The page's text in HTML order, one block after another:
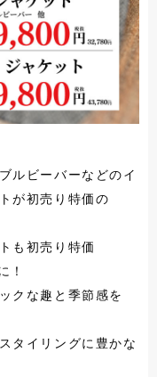
ルビーバーなどのイ
が初売り特価の
も初売り特価
！
クな趣と季節感を
タイリングに豊かな